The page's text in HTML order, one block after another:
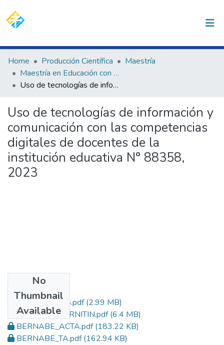
(current)
Communities & Collections
All of DSpace
Home Producción Científica
Maestría
Maestría en Educación con Mención en Gestión y Acreditación Educativa
Uso de tecnologías de información y comunicación con las competencias digitales de docentes de la institución educativa N° 88358, 2023
Uso de tecnologías de información y
comunicación con las competencias
digitales de docentes de la
institución educativa N° 88358,
2023
No
Thumbnail
Available
BERNABE_TESIS.pdf(2.99 MB)
BERNABE_TURNITIN.pdf(6.4 MB)
BERNABE_ACTA.pdf(183.22 KB)
BERNABE_TA.pdf(162.94 KB)